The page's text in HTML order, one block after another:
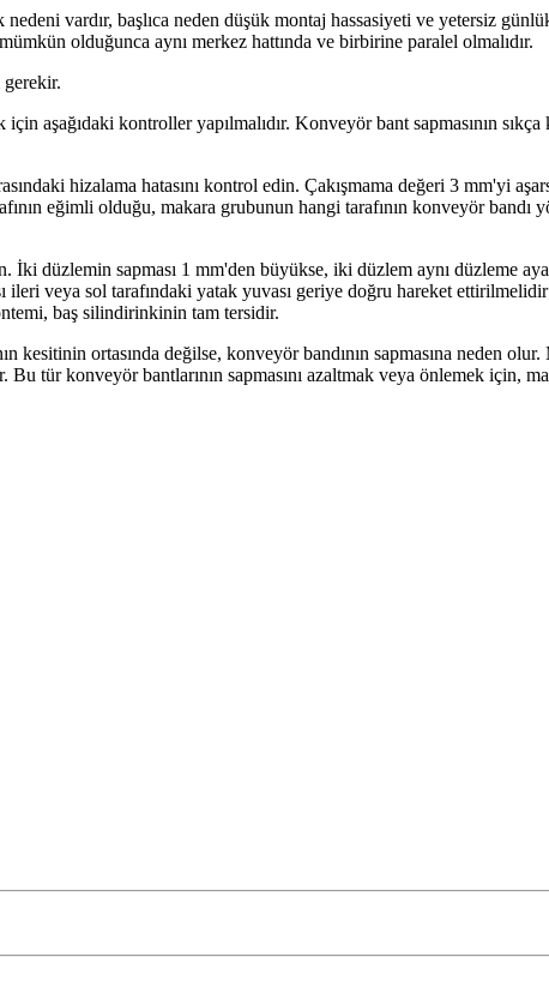
nedeni vardır, başlıca neden düşük montaj hassasiyeti ve yetersiz
olduğunca aynı merkez hattında ve birbirine paralel olmalıdır.
gerekir.
aşağıdaki kontroller yapılmalıdır. Konveyör bant sapmasının
hizalama hatasını kontrol edin. Çakışmama değeri 3 mm'yi
eğimli olduğu, makara grubunun hangi tarafının konveyör
düzlemin sapması 1 mm'den büyükse, iki düzlem aynı düzleme
veya sol tarafındaki yatak yuvası geriye doğru hareket
baş silindirinkinin tam tersidir.
ortasında değilse, konveyör bandının sapmasına neden
Bu tür konveyör bantlarının sapmasını azaltmak veya önlemek için,